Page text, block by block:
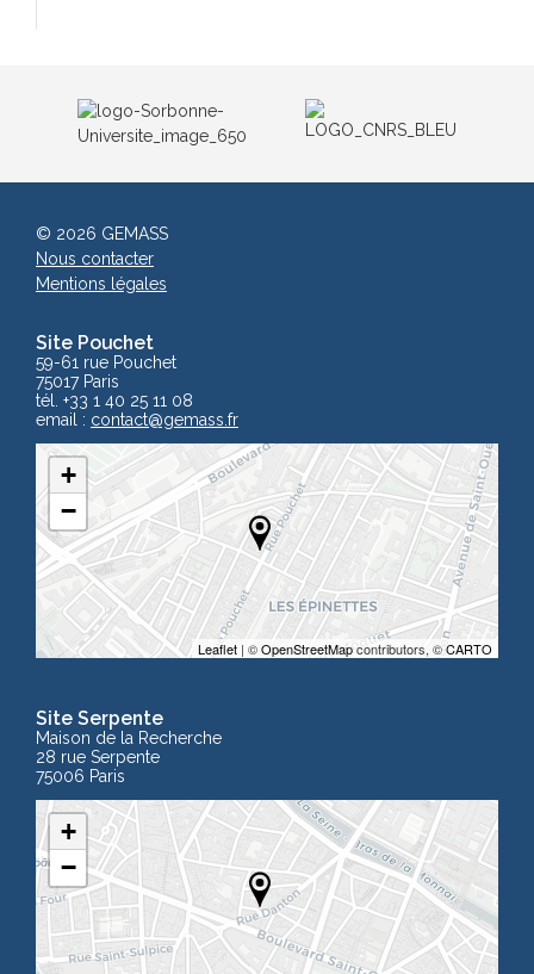
Site Pouchet
59-61 rue Pouchet
75017 Paris
tél. +33 1 40 25 11 08
email : contact@gemass.fr
+
−
Leaflet | ©OpenStreetMapcontributors, ©CARTO
Site Serpente
Maison de la Recherche
28 rue Serpente
75006 Paris
+
−
© 2026 GEMASS
Nous contacter
Mentions légales